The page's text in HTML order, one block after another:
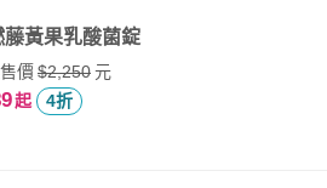
黃果乳酸菌錠
價$2,250元
起 4折